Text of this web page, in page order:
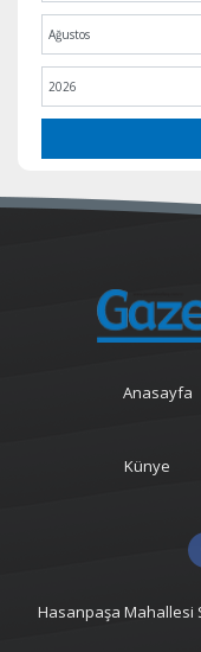
Anasayfa
Künye
Hasanpaşa Mahallesi